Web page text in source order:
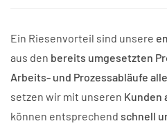
Ein Riesenvorteil sind unsere
aus den bereits umgesetzten
Arbeits- und Prozessabläufe
setzen wir mit unseren Kunden
können entsprechend schnell